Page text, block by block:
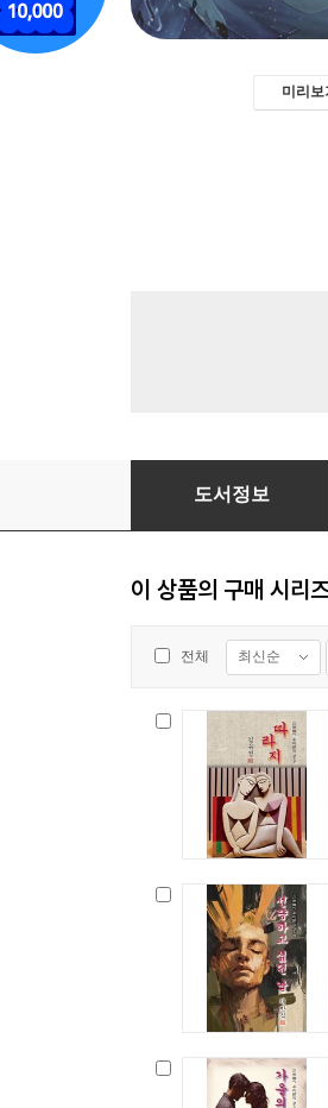
미리보
금붕어 - 최서해 [신토
도서정보
이 상품의 구매 시리
전체 최신순